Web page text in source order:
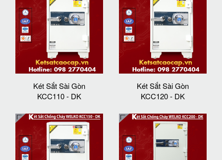
Két Sắt Sài Gòn
KCC110 - DK
Két Sắt Sài Gòn
KCC120 - DK